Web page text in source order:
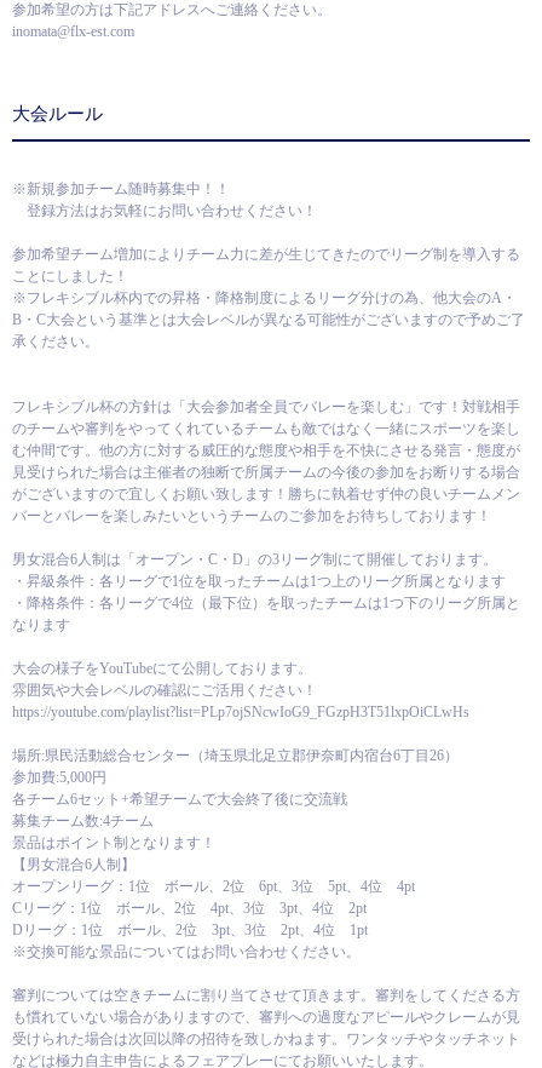
参加希望の方は下記アドレスへご連絡ください。
inomata@flx-est.com
大会ルール
※新規参加チーム随時募集中！！
登録方法はお気軽にお問い合わせください！
参加希望チーム増加によりチーム力に差が生じてきたのでリーグ制を導入する
ことにしました！
※フレキシブル杯内での昇格・降格制度によるリーグ分けの為、他大会のA・
B・C大会という基準とは大会レベルが異なる可能性がございますので予めご了
承ください。
フレキシブル杯の方針は「大会参加者全員でバレーを楽しむ」です！対戦相手
のチームや審判をやってくれているチームも敵ではなく一緒にスポーツを楽し
む仲間です。他の方に対する威圧的な態度や相手を不快にさせる発言・態度が
見受けられた場合は主催者の独断で所属チームの今後の参加をお断りする場合
がございますので宜しくお願い致します！勝ちに執着せず仲の良いチームメン
バーとバレーを楽しみたいというチームのご参加をお待ちしております！
男女混合6人制は「オープン・C・D」の3リーグ制にて開催しております。
・昇級条件：各リーグで1位を取ったチームは1つ上のリーグ所属となります
・降格条件：各リーグで4位（最下位）を取ったチームは1つ下のリーグ所属と
なります
大会の様子をYouTubeにて公開しております。
雰囲気や大会レベルの確認にご活用ください！
https://youtube.com/playlist?list=PLp7ojSNcwIoG9_FGzpH3T51lxpOiCLwHs
場所:県民活動総合センター（埼玉県北足立郡伊奈町内宿台6丁目26）
参加費:5,000円
各チーム6セット+希望チームで大会終了後に交流戦
募集チーム数:4チーム
景品はポイント制となります！
【男女混合6人制】
オープンリーグ：1位 ボール、2位 6pt、3位 5pt、4位 4pt
Cリーグ：1位 ボール、2位 4pt、3位 3pt、4位 2pt
Dリーグ：1位 ボール、2位 3pt、3位 2pt、4位 1pt
※交換可能な景品についてはお問い合わせください。
審判については空きチームに割り当てさせて頂きます。審判をしてくださる方
も慣れていない場合がありますので、審判への過度なアピールやクレームが見
受けられた場合は次回以降の招待を致しかねます。ワンタッチやタッチネット
などは極力自主申告によるフェアプレーにてお願いいたします。